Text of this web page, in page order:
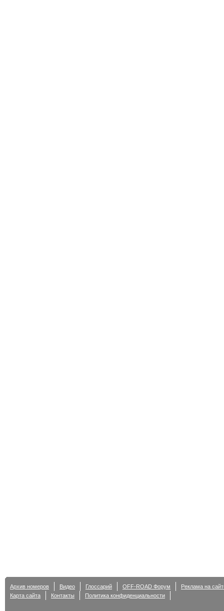
Архив номеров Видео Глоссарий OFF-ROAD Форум
Реклама на
Карта сайта
Контакты Политика конфиденциальности